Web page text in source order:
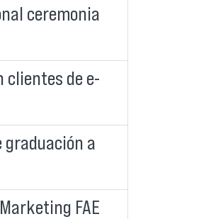
ceremonia
clientes de e-
graduación a
FAE